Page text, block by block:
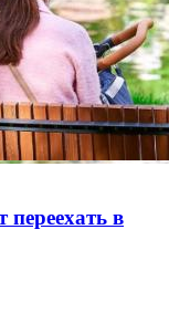
переехать в